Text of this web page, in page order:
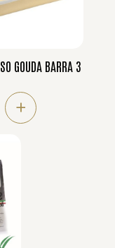
GOUDA BARRA 3
+